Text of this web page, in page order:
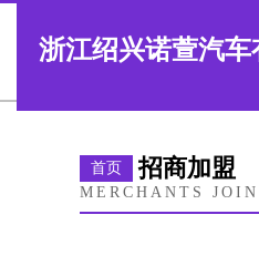
浙江绍兴诺萱汽车
首页 招商加盟
MERCHANTS JOIN